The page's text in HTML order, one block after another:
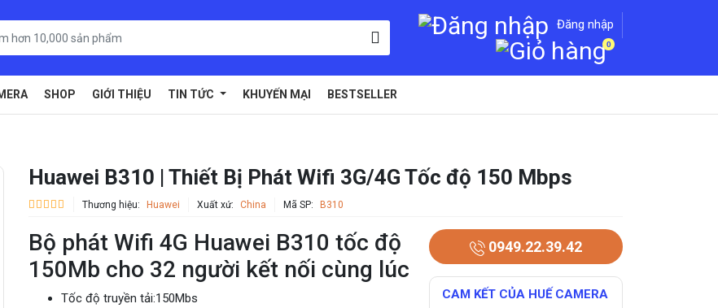
Đăng nhập
0
SHOP GIỚI THIỆU TIN TỨC KHUYẾN MẠI BESTSELLER
Huawei B310 | Thiết Bị Phát Wifi 3G/4G Tốc độ 150 Mbps
Thương hiệu: Huawei Xuất xứ: China Mã SP: B310
Bộ phát Wifi 4G Huawei B310 tốc độ
150Mb cho 32 người kết nối cùng lúc
Tốc độ truyền tải:150Mbs
0949.22.39.42
CAM KẾT CỦA HUẾ CAMERA